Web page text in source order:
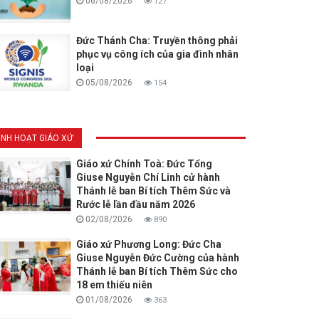
Đức Thánh Cha: Truyền thông phải
phục vụ công ích của gia đình nhân
loại
05/08/2026 154
HOẠT GIÁO XỨ
Giáo xứ Chính Toà: Đức Tổng
Giuse Nguyễn Chí Linh cử hành
Thánh lễ ban Bí tích Thêm Sức và
Rước lễ lần đầu năm 2026
02/08/2026 890
Giáo xứ Phương Long: Đức Cha
Giuse Nguyễn Đức Cường của hành
Thánh lễ ban Bí tích Thêm Sức cho
18 em thiếu niên
01/08/2026 363